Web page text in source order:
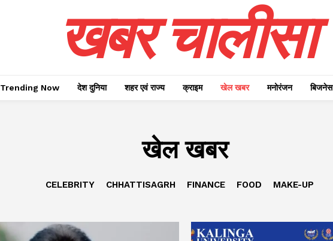
खबर चालीसा
Trending Now देश दुनिया शहर एवं राज्य क्राइम खेल खबर मनोरंजन बिजनेस
खेल खबर
CELEBRITY CHHATTISAGRH FINANCE FOOD MAKE-UP